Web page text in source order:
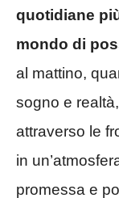
quotidiane
mondo di
al mattino,
sogno e
attraverso le
in
promessa e